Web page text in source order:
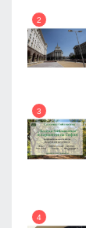
2
3
4